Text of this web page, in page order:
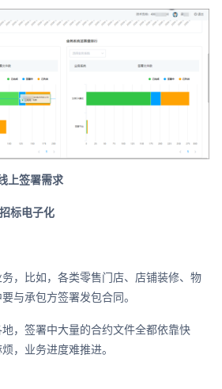
上签署需求
标电子化
，比如，各类零售门店、店铺装修、物
与承包方签署发包合同。
，签署中大量的合约文件全都依靠快
，业务进度难推进。